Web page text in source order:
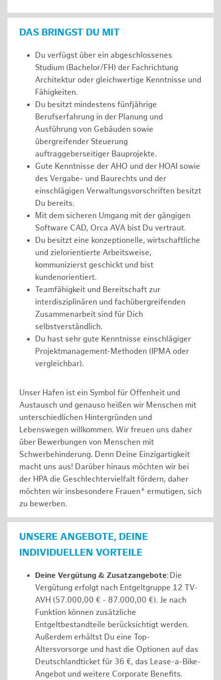
DAS BRINGST DU MIT
Du verfügst über ein abgeschlossenes
Studium (Bachelor/FH) der Fachrichtung
Architektur oder gleichwertige Kenntnisse und
Fähigkeiten.
Du besitzt mindestens fünfjährige
Berufserfahrung in der Planung und
Ausführung von Gebäuden sowie
übergreifender Steuerung
auftraggeberseitiger Bauprojekte.
Gute Kenntnisse der AHO und der HOAI sowie
des Vergabe- und Baurechts und der
einschlägigen Verwaltungsvorschriften besitzt
Du bereits.
Mit dem sicheren Umgang mit der gängigen
Software CAD, Orca AVA bist Du vertraut.
Du besitzt eine konzeptionelle, wirtschaftliche
und zielorientierte Arbeitsweise,
kommunizierst geschickt und bist
kundenorientiert.
Teamfähigkeit und Bereitschaft zur
interdisziplinären und fachübergreifenden
Zusammenarbeit sind für Dich
selbstverständlich.
Du hast sehr gute Kenntnisse einschlägiger
Projektmanagement-Methoden (IPMA oder
vergleichbar).
Unser Hafen ist ein Symbol für Offenheit und
Austausch und genauso heißen wir Menschen mit
unterschiedlichen Hintergründen und
Lebenswegen willkommen. Wir freuen uns daher
über Bewerbungen von Menschen mit
Schwerbehinderung. Denn Deine Einzigartigkeit
macht uns aus! Darüber hinaus möchten wir bei
der HPA die Geschlechtervielfalt fördern, daher
möchten wir insbesondere Frauen* ermutigen, sich
zu bewerben.
UNSERE ANGEBOTE, DEINE
INDIVIDUELLEN VORTEILE
Deine Vergütung & Zusatzangebote: Die
Vergütung erfolgt nach Entgeltgruppe 12 TV-
AVH (57.000,00 € - 87.000,00 €). Je nach
Funktion können zusätzliche
Entgeltbestandteile berücksichtigt werden.
Außerdem erhältst Du eine Top-
Altersvorsorge und hast die Optionen auf das
Deutschlandticket für 36 €, das Lease-a-Bike-
Angebot und weitere Corporate Benefits.